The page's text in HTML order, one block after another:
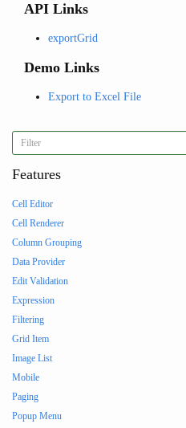
API Links
exportGrid
Demo Links
Export to Excel File
Features
Cell Editor
Cell Renderer
Column Grouping
Data Provider
Edit Validation
Expression
Filtering
Grid Item
Image List
Mobile
Paging
Popup Menu